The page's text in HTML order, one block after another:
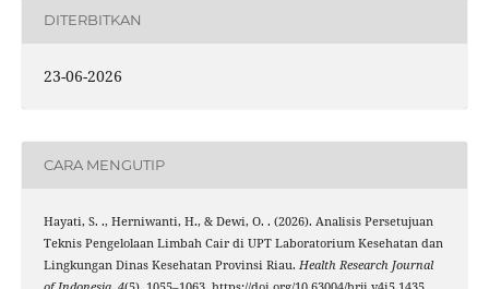
DITERBITKAN
23-06-2026
CARA MENGUTIP
Hayati, S. ., Herniwanti, H., & Dewi, O. . (2026). Analisis Persetujuan
Teknis Pengelolaan Limbah Cair di UPT Laboratorium Kesehatan dan
Lingkungan Dinas Kesehatan Provinsi Riau. Health Research Journal